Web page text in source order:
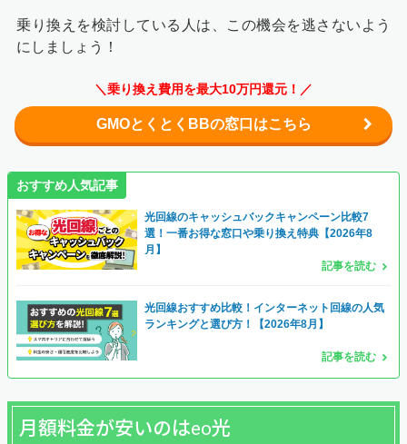
乗り換えを検討している人は、この機会を逃さないよう
にしましょう！
＼乗り換え費用を最大10万円還元！／
GMOとくとくBBの窓口はこちら
おすすめ人気記事
光回線のキャッシュバックキャンペーン比較7
選！一番お得な窓口や乗り換え特典【2026年8
月】
記事を読む
光回線おすすめ比較！インターネット回線の人気
ランキングと選び方！【2026年8月】
記事を読む
月額料金が安いのはeo光